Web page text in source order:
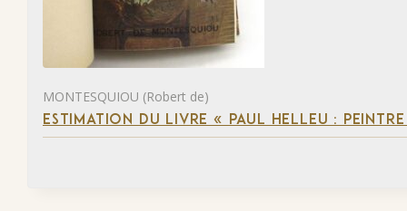
MONTESQUIOU (Robert de)
ESTIMATION DU LIVRE « PAUL HELLEU :